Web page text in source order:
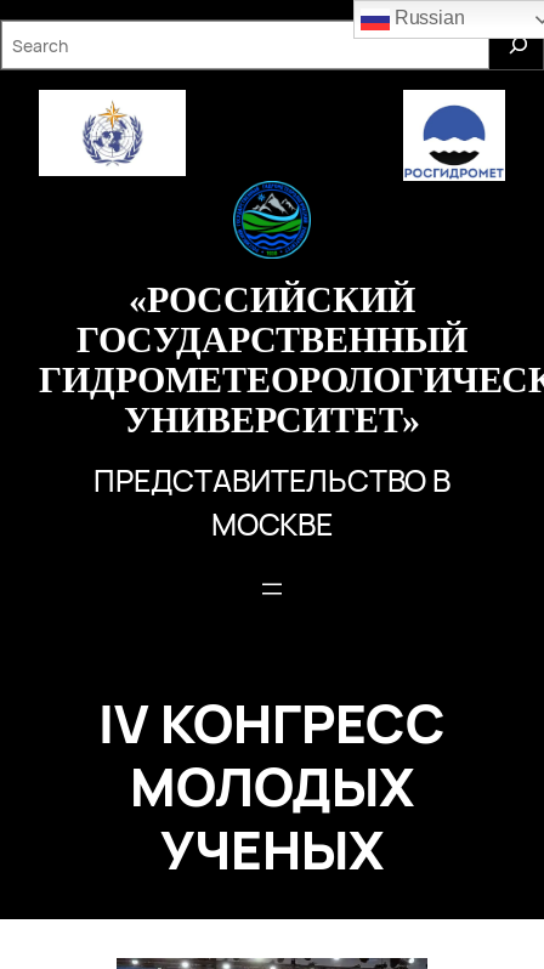
к
содержимому
S
r
«РОССИЙСКИЙ
ГОСУДАРСТВЕННЫЙ
УНИВЕРСИТЕТ»
ПРЕДСТАВИТЕЛЬСТВО В
МОСКВЕ
IV КОНГРЕСС
МОЛОДЫХ
УЧЕНЫХ
Russian